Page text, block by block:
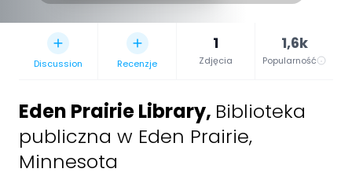
Discussion Recenzje
1
Zdjęcia
1,6k
Popularność
Eden Prairie Library, Biblioteka
publiczna w Eden Prairie,
Minnesota